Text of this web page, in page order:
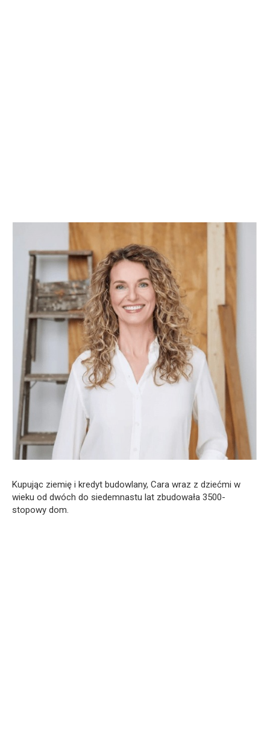
Kupując ziemię i kredyt budowlany, Cara wraz z dziećmi w
wieku od dwóch do siedemnastu lat zbudowała 3500-
stopowy dom.